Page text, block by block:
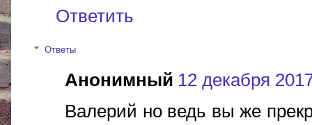
Ответить
Ответы
Анонимный 12 декабря
Валерий но ведь вы же